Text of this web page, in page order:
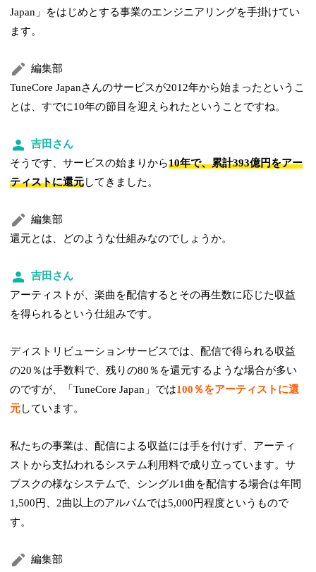
Japan」をはじめとする事業のエンジニアリングを手掛けてい
ます。
編集部
TuneCore Japanさんのサービスが2012年から始まったというこ
とは、すでに10年の節目を迎えられたということですね。
吉田さん
そうです、サービスの始まりから10年で、累計393億円をアー
ティストに還元してきました。
編集部
還元とは、どのような仕組みなのでしょうか。
吉田さん
アーティストが、楽曲を配信するとその再生数に応じた収益
を得られるという仕組みです。
ディストリビューションサービスでは、配信で得られる収益
の20％は手数料で、残りの80％を還元するような場合が多い
のですが、「TuneCore Japan」では100％をアーティストに還
元しています。
私たちの事業は、配信による収益には手を付けず、アーティ
ストから支払われるシステム利用料で成り立っています。サ
ブスクの様なシステムで、シングル1曲を配信する場合は年間
1,500円、2曲以上のアルバムでは5,000円程度というもので
す。
編集部